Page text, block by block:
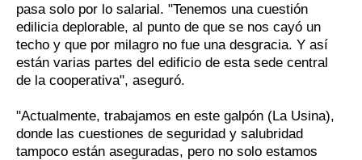
pasa solo por lo salarial. "Tenemos una cuestión
edilicia deplorable, al punto de que se nos cayó un
techo y que por milagro no fue una desgracia. Y así
están varias partes del edificio de esta sede central
de la cooperativa", aseguró.
"Actualmente, trabajamos en este galpón (La Usina),
donde las cuestiones de seguridad y salubridad
tampoco están aseguradas, pero no solo estamos